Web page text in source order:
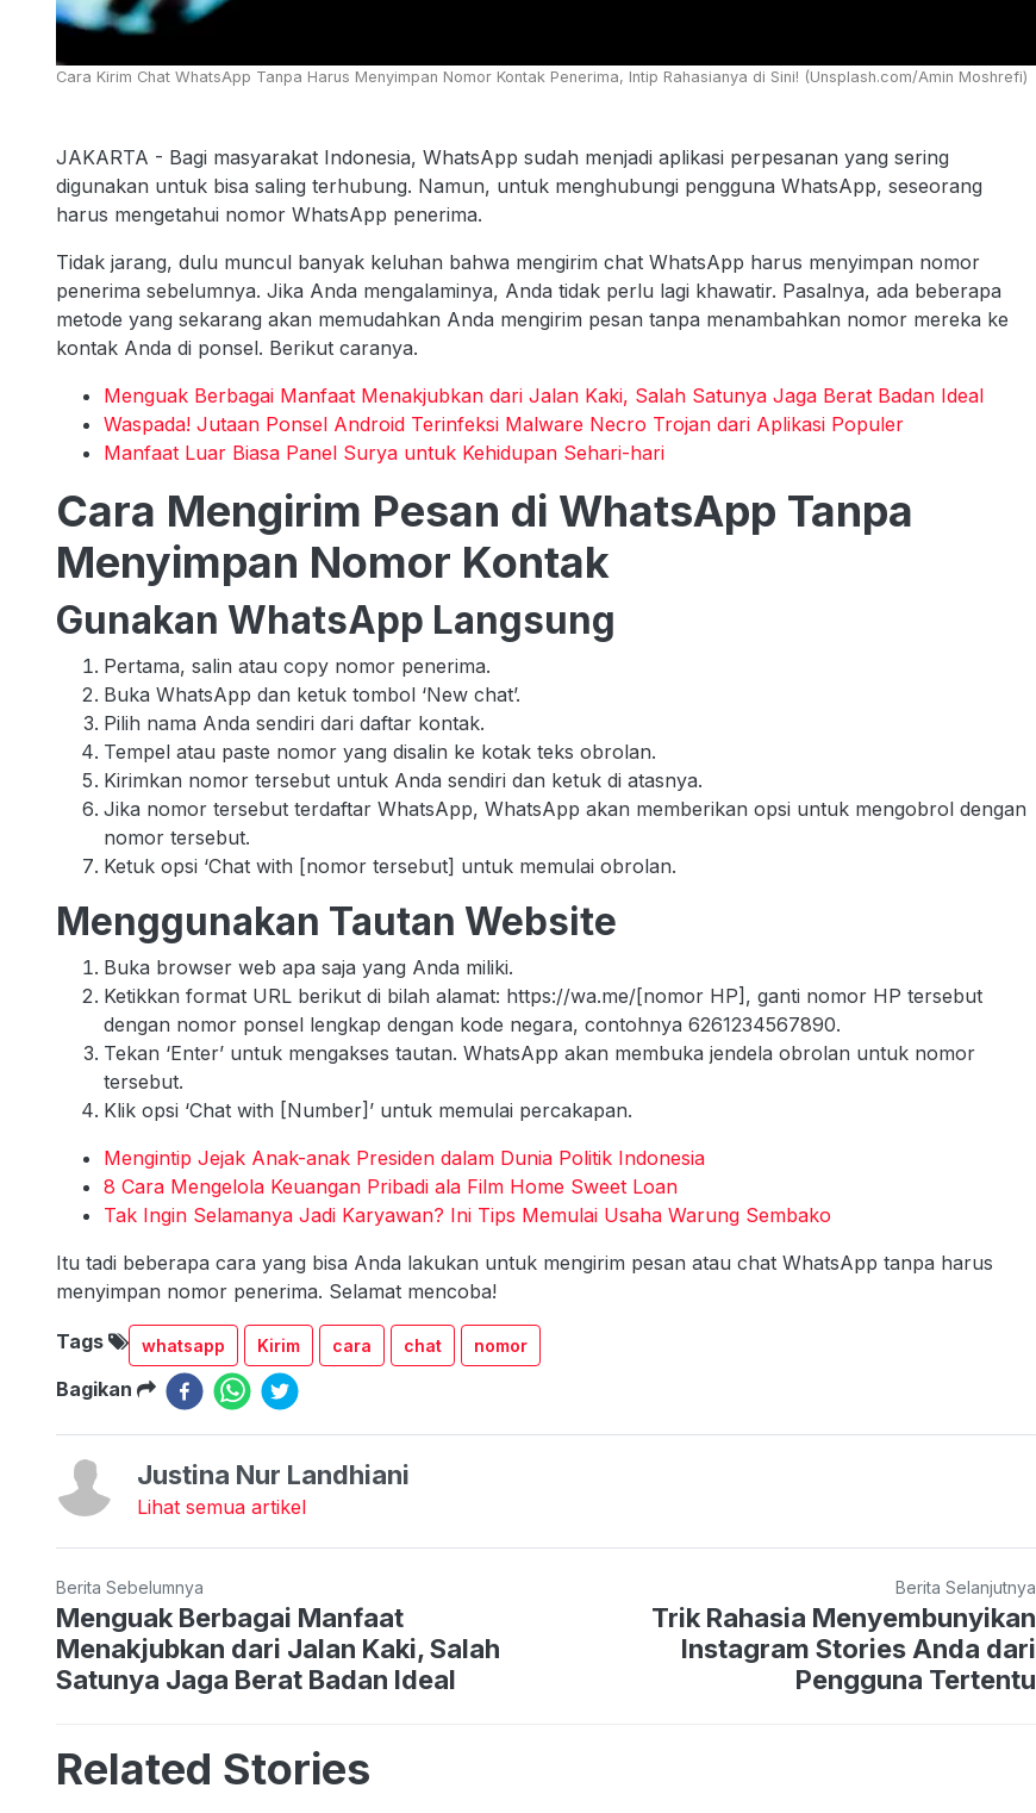
Cara Kirim Chat WhatsApp Tanpa Harus Menyimpan Nomor Kontak Penerima, Intip Rahasianya di Sini! (Unsplash.com/Amin Moshrefi)
JAKARTA - Bagi masyarakat Indonesia, WhatsApp sudah menjadi aplikasi perpesanan yang sering
digunakan untuk bisa saling terhubung. Namun, untuk menghubungi pengguna WhatsApp, seseorang
harus mengetahui nomor WhatsApp penerima.
Tidak jarang, dulu muncul banyak keluhan bahwa mengirim chat WhatsApp harus menyimpan nomor
penerima sebelumnya. Jika Anda mengalaminya, Anda tidak perlu lagi khawatir. Pasalnya, ada beberapa
metode yang sekarang akan memudahkan Anda mengirim pesan tanpa menambahkan nomor mereka ke
kontak Anda di ponsel. Berikut caranya.
Menguak Berbagai Manfaat Menakjubkan dari Jalan Kaki, Salah Satunya Jaga Berat Badan Ideal
Waspada! Jutaan Ponsel Android Terinfeksi Malware Necro Trojan dari Aplikasi Populer
Manfaat Luar Biasa Panel Surya untuk Kehidupan Sehari-hari
Cara Mengirim Pesan di WhatsApp Tanpa
Menyimpan Nomor Kontak
Gunakan WhatsApp Langsung
Pertama, salin atau copy nomor penerima.
Buka WhatsApp dan ketuk tombol ‘New chat’.
Pilih nama Anda sendiri dari daftar kontak.
Tempel atau paste nomor yang disalin ke kotak teks obrolan.
Kirimkan nomor tersebut untuk Anda sendiri dan ketuk di atasnya.
Jika nomor tersebut terdaftar WhatsApp, WhatsApp akan memberikan opsi untuk mengobrol dengan
nomor tersebut.
Ketuk opsi ‘Chat with [nomor tersebut] untuk memulai obrolan.
Menggunakan Tautan Website
Buka browser web apa saja yang Anda miliki.
Ketikkan format URL berikut di bilah alamat: https://wa.me/[nomor HP], ganti nomor HP tersebut
dengan nomor ponsel lengkap dengan kode negara, contohnya 6261234567890.
Tekan ‘Enter’ untuk mengakses tautan. WhatsApp akan membuka jendela obrolan untuk nomor
tersebut.
Klik opsi ‘Chat with [Number]’ untuk memulai percakapan.
Mengintip Jejak Anak-anak Presiden dalam Dunia Politik Indonesia
8 Cara Mengelola Keuangan Pribadi ala Film Home Sweet Loan
Tak Ingin Selamanya Jadi Karyawan? Ini Tips Memulai Usaha Warung Sembako
Itu tadi beberapa cara yang bisa Anda lakukan untuk mengirim pesan atau chat WhatsApp tanpa harus
menyimpan nomor penerima. Selamat mencoba!
Tags whatsapp Kirim cara chat nomor
Bagikan
Justina Nur Landhiani
Lihat semua artikel
Berita Sebelumnya
Menguak Berbagai Manfaat
Menakjubkan dari Jalan Kaki, Salah
Satunya Jaga Berat Badan Ideal
Berita Selanjutnya
Trik Rahasia Menyembunyikan
Instagram Stories Anda dari
Pengguna Tertentu
Related Stories